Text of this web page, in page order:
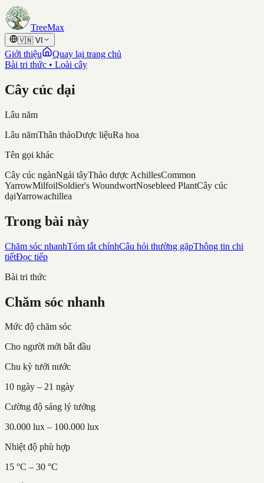
Skip to content
TreeMax
🇻🇳 VI
Giới thiệu
Quay lại trang chủ
Bài tri thức • Loài cây
Cây cúc dại
Lâu năm
Lâu nămThân thảoDược liệuRa hoa
Tên gọi khác
Cây cúc ngànNgải tâyThảo dược AchillesCommon
YarrowMilfoilSoldier's WoundwortNosebleed PlantCây cúc
dạiYarrowachillea
Trong bài này
Chăm sóc nhanhTóm tắt chínhCâu hỏi thường gặpThông tin chi
tiếtĐọc tiếp
Bài tri thức
Chăm sóc nhanh
Mức độ chăm sóc
Cho người mới bắt đầu
Chu kỳ tưới nước
10 ngày – 21 ngày
Cường độ sáng lý tưởng
30.000 lux – 100.000 lux
Nhiệt độ phù hợp
15 °C – 30 °C